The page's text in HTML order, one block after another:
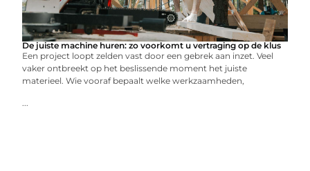
De juiste machine huren: zo voorkomt u vertraging op de klus
Een project loopt zelden vast door een gebrek aan inzet. Veel
vaker ontbreekt op het beslissende moment het juiste
materieel. Wie vooraf bepaalt welke werkzaamheden,
...